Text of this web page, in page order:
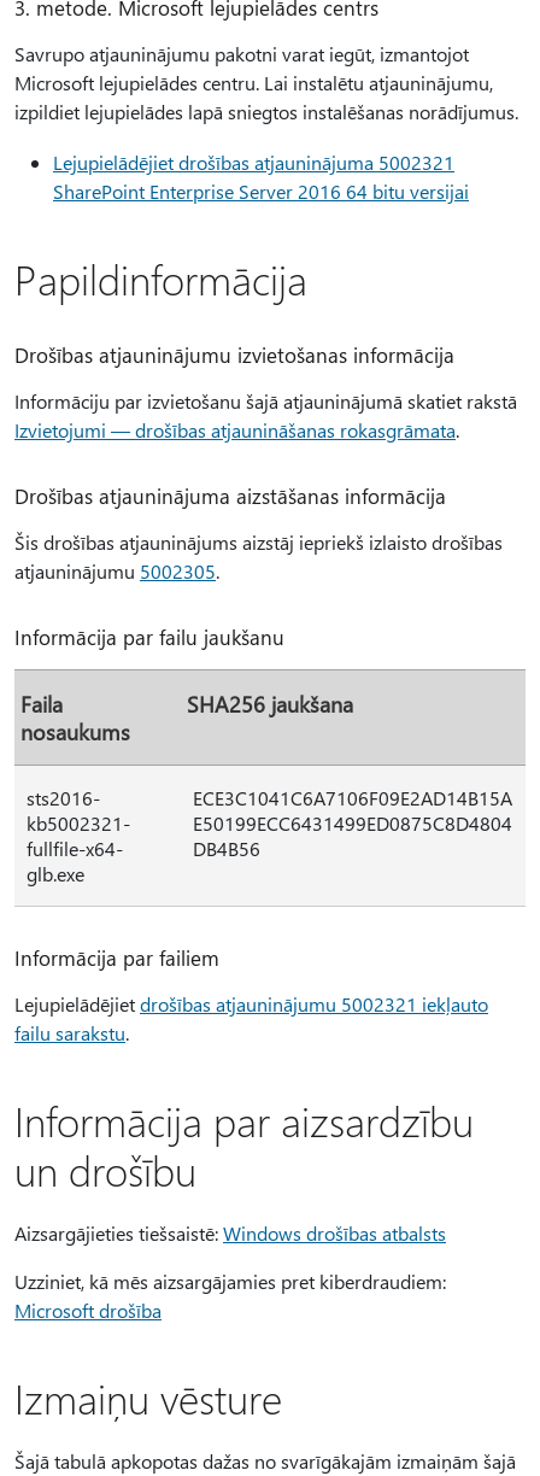
3. metode. Microsoft lejupielādes centrs
Savrupo atjauninājumu pakotni varat iegūt, izmantojot
Microsoft lejupielādes centru. Lai instalētu atjauninājumu,
izpildiet lejupielādes lapā sniegtos instalēšanas norādījumus.
Lejupielādējiet drošības atjauninājuma 5002321
SharePoint Enterprise Server 2016 64 bitu versijai
Papildinformācija
Drošības atjauninājumu izvietošanas informācija
Informāciju par izvietošanu šajā atjauninājumā skatiet rakstā
Izvietojumi — drošības atjaunināšanas rokasgrāmata.
Drošības atjauninājuma aizstāšanas informācija
Šis drošības atjauninājums aizstāj iepriekš izlaisto drošības
atjauninājumu 5002305.
Informācija par failu jaukšanu
Faila
nosaukums
SHA256 jaukšana
sts2016-
kb5002321-
fullfile-x64-
glb.exe
ECE3C1041C6A7106F09E2AD14B15A
E50199ECC6431499ED0875C8D4804
DB4B56
Informācija par failiem
Lejupielādējietdrošības atjauninājumu 5002321 iekļauto
failu sarakstu.
Informācija par aizsardzību
un drošību
Aizsargājieties tiešsaistē:Windows drošības atbalsts
Uzziniet, kā mēs aizsargājamies pret kiberdraudiem:
Microsoft drošība
Izmaiņu vēsture
Šajā tabulā apkopotas dažas no svarīgākajām izmaiņām šajā